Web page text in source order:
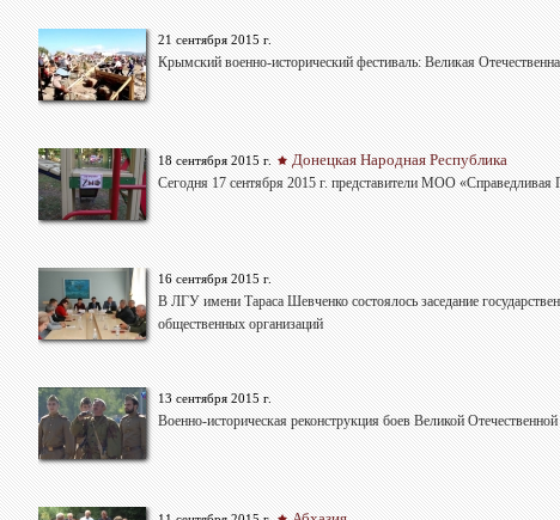
21 сентября 2015 г.
Крымский военно-исторический фестиваль: Великая
18 сентября 2015 г. Донецкая Народная Республика
Сегодня 17 сентября 2015 г. представители МОО
16 сентября 2015 г.
В ЛГУ имени Тараса Шевченко состоялось заседание
общественных организаций
13 сентября 2015 г.
Военно-историческая реконструкция боев Великой